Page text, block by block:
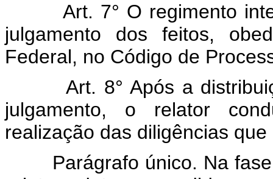
Art. 7° O regimento
julgamento dos feitos,
Federal, no Código de
Art. 8° Após a
julgamento, o relator
realização das diligências
Parágrafo único. Na